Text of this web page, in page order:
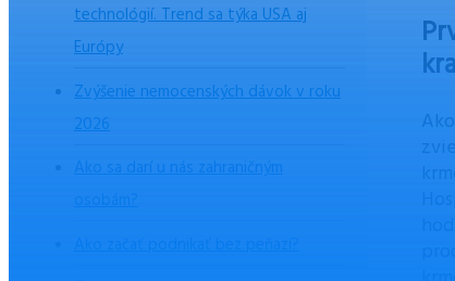
technológií. Trend sa týka USA aj
Európy
Zvýšenie nemocenských dávok v roku
2026
Ako sa darí u nás zahraničným